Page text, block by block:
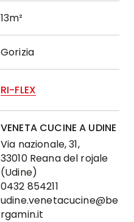
13m²
Gorizia
RI-FLEX
VENETA CUCINE A UDINE
Via nazionale, 31,
33010 Reana del rojale
(Udine)
0432 854211
udine.venetacucine@be
rgamin.it